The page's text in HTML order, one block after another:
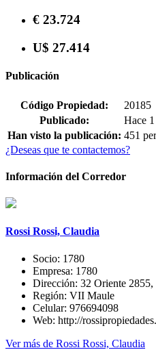
€ 23.724
U$ 27.414
Publicación
Código Propiedad:
20185
Publicado:
Hace
Han visto la publicación: 451
¿Deseas que te contactemos?
Información del Corredor
Rossi Rossi, Claudia
Socio: 1780
Empresa: 1780
Dirección: 32 Oriente
Región: VII Maule
Celular: 976694098
Web: http://
Ver más de Rossi Rossi, Claudia